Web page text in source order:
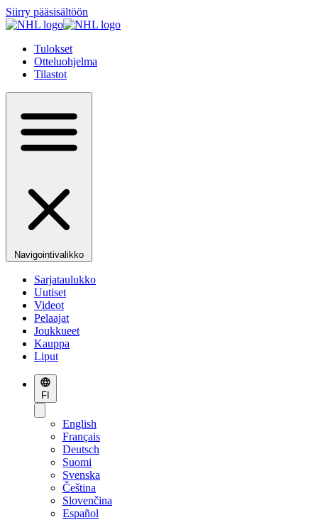
Siirry pääsisältöön
Tulokset
Otteluohjelma
Tilastot
Navigointivalikko
Sarjataulukko
Uutiset
Videot
Pelaajat
Joukkueet
Kauppa
Liput
FI
English
Français
Deutsch
Suomi
Svenska
Čeština
Slovenčina
Español